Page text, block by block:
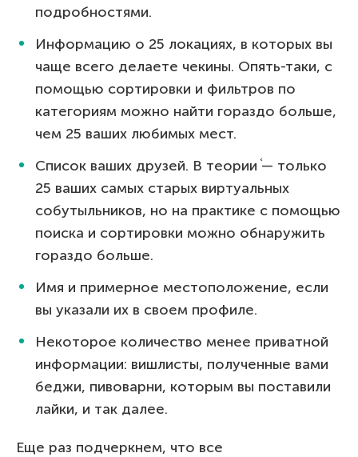
подробностями.
Информацию о 25 локациях, в которых вы
чаще всего делаете чекины. Опять-таки, с
помощью сортировки и фильтров по
категориям можно найти гораздо больше,
чем 25 ваших любимых мест.
Список ваших друзей. В теории ֫— только
25 ваших самых старых виртуальных
собутыльников, но на практике с помощью
поиска и сортировки можно обнаружить
гораздо больше.
Имя и примерное местоположение, если
вы указали их в своем профиле.
Некоторое количество менее приватной
информации: вишлисты, полученные вами
беджи, пивоварни, которым вы поставили
лайки, и так далее.
Еще раз подчеркнем, что все